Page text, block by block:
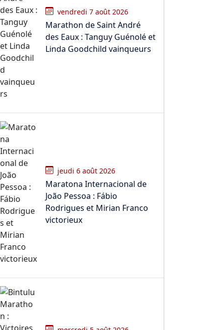
vendredi 7 août 2026
Marathon de Saint André
des Eaux : Tanguy Guénolé et
Linda Goodchild vainqueurs
jeudi 6 août 2026
Maratona Internacional de
João Pessoa : Fábio
Rodrigues et Mirian Franco
victorieux